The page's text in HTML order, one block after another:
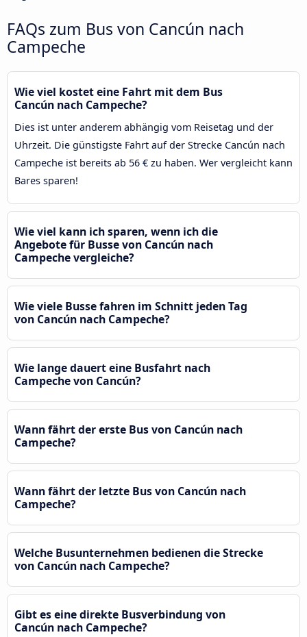
FAQs zum Bus von Cancún nach
Campeche
Wie viel kostet eine Fahrt mit dem Bus
Cancún nach Campeche?
Dies ist unter anderem abhängig vom Reisetag und der
Uhrzeit. Die günstigste Fahrt auf der Strecke Cancún nach
Campeche ist bereits ab 56 € zu haben. Wer vergleicht kann
Bares sparen!
Wie viel kann ich sparen, wenn ich die
Angebote für Busse von Cancún nach
Campeche vergleiche?
Wie viele Busse fahren im Schnitt jeden Tag
von Cancún nach Campeche?
Wie lange dauert eine Busfahrt nach
Campeche von Cancún?
Wann fährt der erste Bus von Cancún nach
Campeche?
Wann fährt der letzte Bus von Cancún nach
Campeche?
Welche Busunternehmen bedienen die Strecke
von Cancún nach Campeche?
Gibt es eine direkte Busverbindung von
Cancún nach Campeche?